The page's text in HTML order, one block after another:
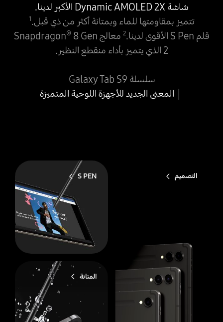
شاشة Dynamic AMOLED 2X الأكبر لدينا.
تتميز بمقاومتها للماء وبمتانة أكثر من ذي قبل.1
قلم S Pen الأقوى لدينا. 2 معالج Snapdragon ® 8 Gen
2 الذي يتميز بأداء منقطع النظير.
سلسلة Galaxy Tab S9
المعنى الجديد للأجهزة اللوحية المتميزة
التصميم
المتانة
S PEN